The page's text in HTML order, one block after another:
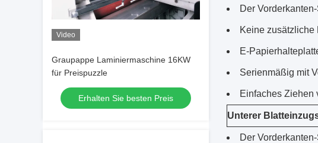
Video
Graupappe Laminiermaschine 16KW
für Preispuzzle
Erhalten Sie besten Preis
Der
Keine zusätzliche
E-
Serienmäßig mit
Einfaches Ziehen
Unterer
Der